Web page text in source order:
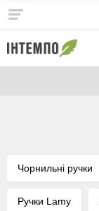
Чорнильні ручки
Ручки Lamy